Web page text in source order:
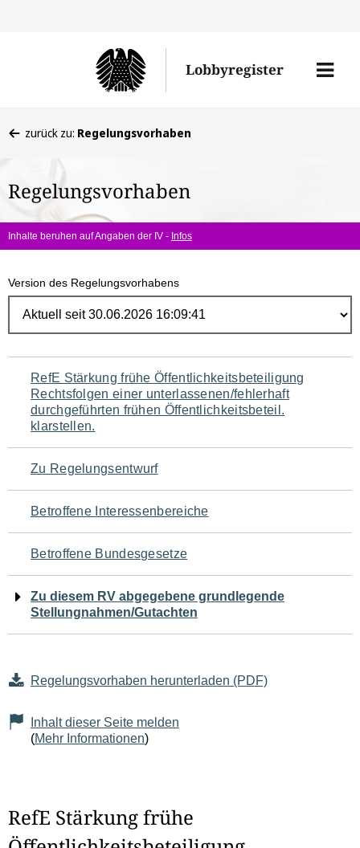
Lobbyregister
Menü
befinden
hier:
zurück zu: Regelungsvorhaben
Regelungsvorhaben
Inhalte beruhen auf Angaben der IV - Infos
Version des Regelungsvorhabens
Navigation
für
den
Seiteninhalt
RefE Stärkung frühe Öffentlichkeitsbeteiligung
Rechtsfolgen einer unterlassenen/fehlerhaft
durchgeführten frühen Öffentlichkeitsbeteil.
klarstellen.
Zu Regelungsentwurf
Betroffene Interessenbereiche
Betroffene Bundesgesetze
Zu diesem RV abgegebene grundlegende
Stellungnahmen/Gutachten
Regelungsvorhaben herunterladen (PDF)
Inhalt dieser Seite melden
(Mehr Informationen)
RefE Stärkung frühe